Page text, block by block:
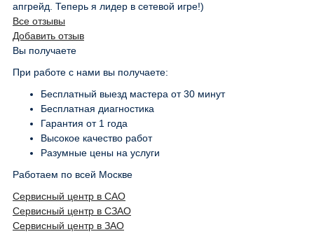
апгрейд. Теперь я лидер в сетевой игре!)
Все отзывы
Добавить отзыв
Вы получаете
При работе с нами вы получаете:
Бесплатный выезд мастера от 30 минут
Бесплатная диагностика
Гарантия от 1 года
Высокое качество работ
Разумные цены на услуги
Работаем по всей Москве
Сервисный центр в САО
Сервисный центр в СЗАО
Сервисный центр в ЗАО